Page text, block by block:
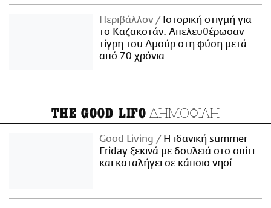
Περιβάλλον
Ιστορική στιγμή για
το Καζακστάν: Απελευθέρωσαν
τίγρη του Αμούρ στη φύση μετά
από 70 χρόνια
THE GOOD LIFO ΔΗΜΟΦΙΛΗ
Good Living
Η ιδανική summer
Friday ξεκινά με δουλειά στο σπίτι
και καταλήγει σε κάποιο νησί